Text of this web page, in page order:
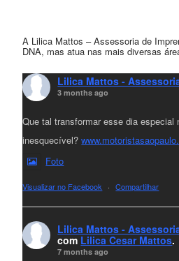
A Lilica Mattos – Assessoria de
DNA, mas atua nas mais diversas
Lilica Mattos -
3 months ago
Que tal transformar esse dia especial
inesquecível?
Foto
Visualizar no Facebook · Compartilhar
Lilica Mattos -
com Lilica Cesar Mattos.
7 months ago